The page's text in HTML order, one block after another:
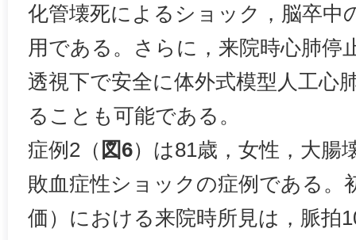
化管壊死によるショック，脳卒中
用である。さらに，来院時心肺停
透視下で安全に体外式模型人工心
ることも可能である。
症例2（ 図6）は81歳，女性，大腸
敗血症性ショックの症例である。
価）における来院時所見は，脈拍